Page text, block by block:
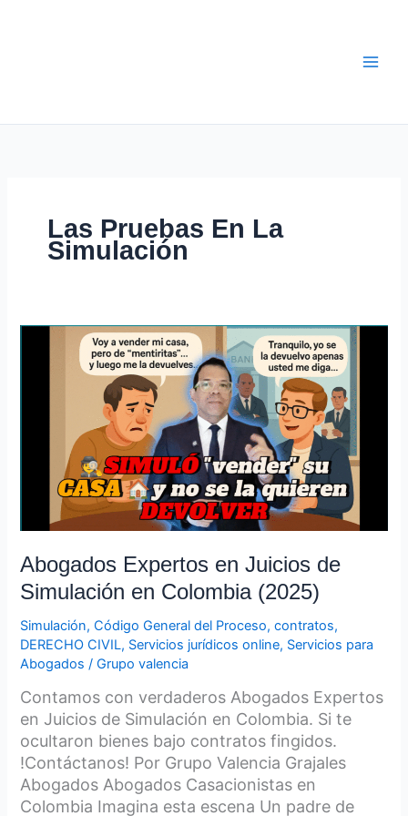
Las Pruebas En La
Simulación
Abogados Expertos en Juicios de
Simulación en Colombia (2025)
Simulación,Código General del Proceso,contratos,
DERECHO CIVIL, Servicios jurídicos online, Servicios para
Abogados /Grupo valencia
Contamos con verdaderos Abogados Expertos
en Juicios de Simulación en Colombia. Si te
ocultaron bienes bajo contratos fingidos.
!Contáctanos! Por Grupo Valencia Grajales
Abogados Abogados Casacionistas en
Colombia Imagina esta escena Un padre de
Abogados
Simulación
Colombia
(2025)